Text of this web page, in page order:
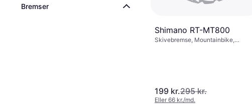
Bremser
Shimano RT-MT800
Skivebremse, Mountainbike,
199 kr.295 kr.
Eller 66 kr./md.